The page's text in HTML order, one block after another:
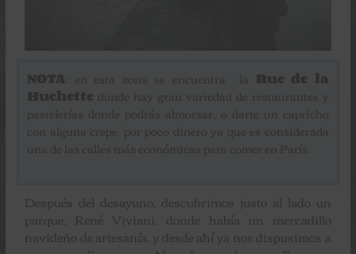
NOTA : en esta zona se encuentra la Rue de la
Huchette donde hay gran variedad de restaurantes y
pastelerías donde podrás almorzar, o darte un capricho
con alguna crepe, por poco dinero ya que es considerada
una de las calles más económicas para comer en París.
Después del desayuno, descubrimos justo al lado un
parque, René Viviani, donde había un mercadillo
navideño de artesanía, y desde ahí ya nos dispusimos a